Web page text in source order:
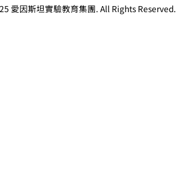
愛因斯坦實驗教育集團. All Rights Reserved.